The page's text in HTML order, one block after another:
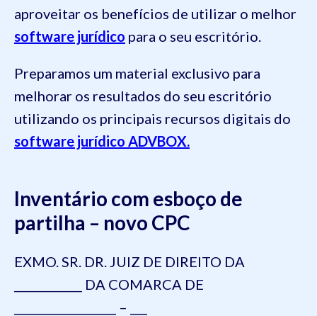
aproveitar os benefícios de utilizar o melhor
software jurídico para o seu escritório.
Preparamos um material exclusivo para
melhorar os resultados do seu escritório
utilizando os principais recursos digitais do
software jurídico ADVBOX.
Inventário com esboço de
partilha – novo CPC
EXMO. SR. DR. JUIZ DE DIREITO DA
____________ DA COMARCA DE
__________________ – ___